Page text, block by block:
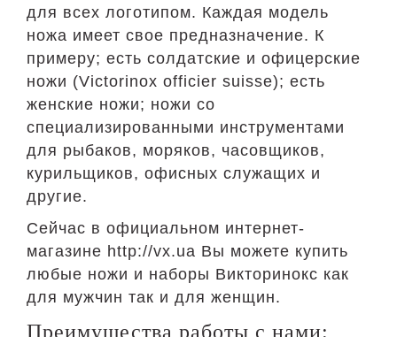
для всех логотипом. Каждая модель
ножа имеет свое предназначение. К
примеру; есть солдатские и офицерские
ножи (Victorinox officier suisse); есть
женские ножи; ножи со
специализированными инструментами
для рыбаков, моряков, часовщиков,
курильщиков, офисных служащих и
другие.
Сейчас в официальном интернет-
магазине http://vx.ua Вы можете купить
любые ножи и наборы Викторинокс как
для мужчин так и для женщин.
Преимущества работы с нами: